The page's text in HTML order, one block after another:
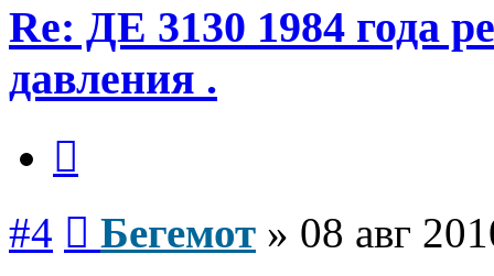
Re: ДЕ 3130 1984 года
давления .
#4 Бегемот » 08 авг